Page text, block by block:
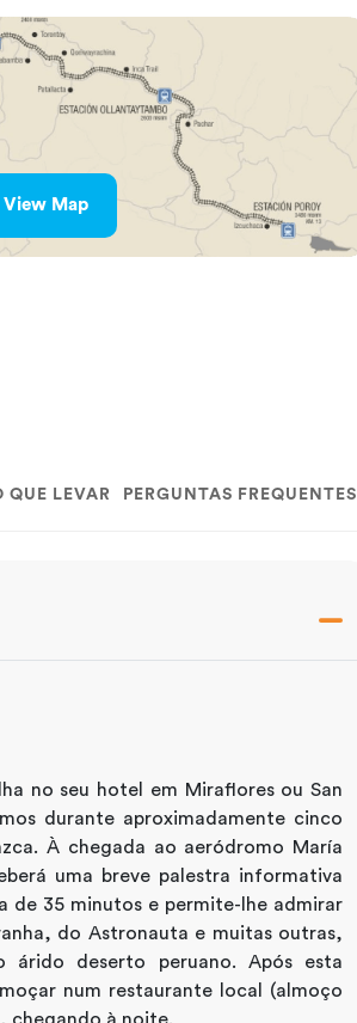
View Map
QUE LEVAR PERGUNTAS FREQUENTES
no seu hotel em Miraflores ou San
durante aproximadamente cinco
À chegada ao aeródromo María
uma breve palestra informativa
de 35 minutos e permite-lhe admirar
do Astronauta e muitas outras,
árido deserto peruano. Após esta
num restaurante local (almoço
chegando à noite.